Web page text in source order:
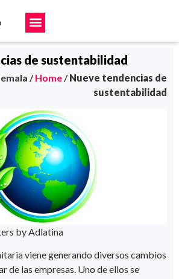
de sustentabilidad
/Home/Nueve tendencias de
sustentabilidad
by Adlatina
viene generando diversos cambios
de las empresas. Uno de ellos se